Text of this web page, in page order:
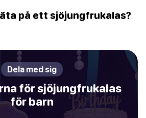
äta på ett sjöjungfrukalas?
Dela med sig
för sjöjungfrukalas
för barn